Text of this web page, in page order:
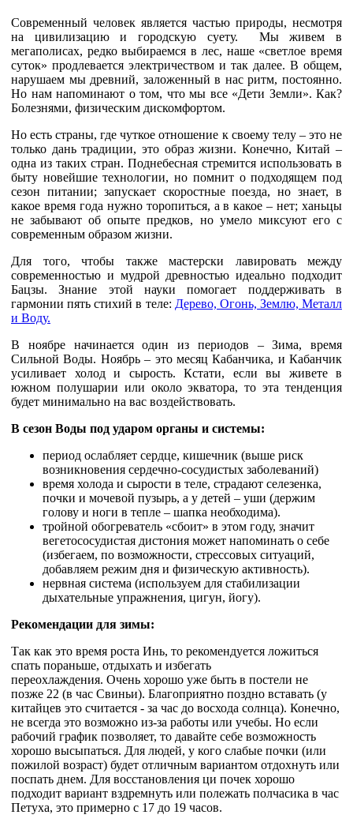
Современный человек является частью природы, несмотря
на цивилизацию и городскую суету. Мы живем в
мегаполисах, редко выбираемся в лес, наше «светлое время
суток» продлевается электричеством и так далее. В общем,
нарушаем мы древний, заложенный в нас ритм, постоянно.
Но нам напоминают о том, что мы все «Дети Земли». Как?
Болезнями, физическим дискомфортом.
Но есть страны, где чуткое отношение к своему телу – это не
только дань традиции, это образ жизни. Конечно, Китай –
одна из таких стран. Поднебесная стремится использовать в
быту новейшие технологии, но помнит о подходящем под
сезон питании; запускает скоростные поезда, но знает, в
какое время года нужно торопиться, а в какое – нет; ханьцы
не забывают об опыте предков, но умело миксуют его с
современным образом жизни.
Для того, чтобы также мастерски лавировать между
современностью и мудрой древностью идеально подходит
Бацзы. Знание этой науки помогает поддерживать в
гармонии пять стихий в теле: Дерево, Огонь, Землю, Металл
и Воду.
В ноябре начинается один из периодов – Зима, время
Сильной Воды. Ноябрь – это месяц Кабанчика, и Кабанчик
усиливает холод и сырость. Кстати, если вы живете в
южном полушарии или около экватора, то эта тенденция
будет минимально на вас воздействовать.
В сезон Воды под ударом органы и системы:
период ослабляет сердце, кишечник (выше риск
возникновения сердечно-сосудистых заболеваний)
время холода и сырости в теле, страдают селезенка,
почки и мочевой пузырь, а у детей – уши (держим
голову и ноги в тепле – шапка необходима).
тройной обогреватель «сбоит» в этом году, значит
вегетососудистая дистония может напоминать о себе
(избегаем, по возможности, стрессовых ситуаций,
добавляем режим дня и физическую активность).
нервная система (используем для стабилизации
дыхательные упражнения, цигун, йогу).
Рекомендации для зимы:
Так как это время роста Инь, то рекомендуется ложиться
спать пораньше, отдыхать и избегать
переохлаждения. Очень хорошо уже быть в постели не
позже 22 (в час Свиньи). Благоприятно поздно вставать (у
китайцев это считается - за час до восхода солнца). Конечно,
не всегда это возможно из-за работы или учебы. Но если
рабочий график позволяет, то давайте себе возможность
хорошо высыпаться. Для людей, у кого слабые почки (или
пожилой возраст) будет отличным вариантом отдохнуть или
поспать днем. Для восстановления ци почек хорошо
подходит вариант вздремнуть или полежать полчасика в час
Петуха, это примерно с 17 до 19 часов.